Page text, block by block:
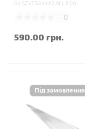
04.SZVTRAXXX2.ALL.F.00
0
590.00 грн.